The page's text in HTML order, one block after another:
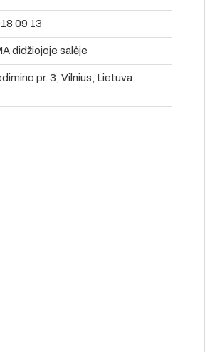
09 13
didžiojoje salėje
pr. 3, Vilnius, Lietuva